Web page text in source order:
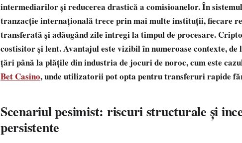
intermediarilor și reducerea drastică a comisioanelor. În
tranzacție internațională trece prin mai multe instituții, fiecare
transferată și adăugând zile întregi la timpul de procesare.
costisitor și lent. Avantajul este vizibil în numeroase contexte,
țări până la plățile din industria de jocuri de noroc, cum este
Bet Casino, unde utilizatorii pot opta pentru transferuri rapide
Scenariul pesimist: riscuri structurale și
persistente